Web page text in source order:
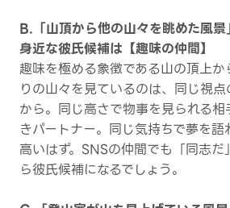
B.「山頂から他の山々を眺めた風
身近な彼氏候補は【趣味の仲間】
趣味を極める象徴である山の頂上
りの山々を見ているのは、同じ視
から。同じ高さで物事を見られる
きパートナー。同じ気持ちで夢を
高いはず。SNSの仲間でも「同志
ら彼氏候補になるでしょう。